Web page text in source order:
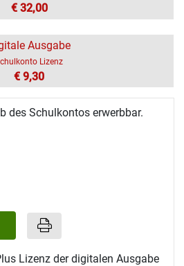
€ 32,00
Ausgabe
Lizenz
€ 9,30
des Schulkontos erwerbbar.
Lizenz der digitalen Ausgabe